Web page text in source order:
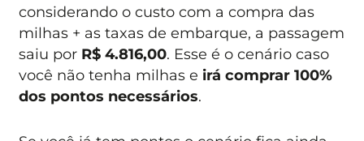
considerando o custo com a compra das
milhas + as taxas de embarque, a passagem
saiu por R$ 4.816,00. Esse é o cenário caso
você não tenha milhas e irá comprar 100%
dos pontos necessários.